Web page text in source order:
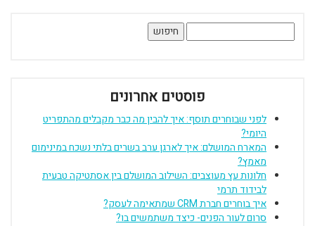
פוסטים אחרונים
לפני שבוחרים תוסף: איך להבין מה כבר מקבלים מהתפריט
היומי?
המארח המושלם: איך לארגן ערב בשרים בלתי נשכח במינימום
מאמץ?
חלונות עץ מעוצבים: השילוב המושלם בין אסתטיקה טבעית
לבידוד תרמי
איך בוחרים חברת CRM שמתאימה לעסק?
סרום לעור הפנים- כיצד משתמשים בו?